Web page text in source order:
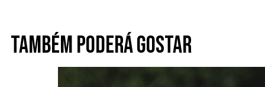
Também poderá gostar